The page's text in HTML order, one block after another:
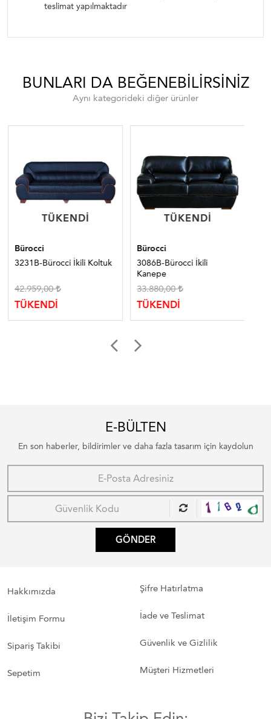
teslimat yapılmaktadır
BUNLARI DA BEĞENEBILIRSINIZ
Aynı kategorideki diğer ürünler
TÜKENDI
TÜKENDI
Bürocci
3231B-Bürocci İkili Koltuk
42.959,00
TÜKENDİ
TÜKENDI
TÜKENDI
Bürocci
3086B-Bürocci İkili
Kanepe
33.880,00
TÜKENDİ
E-BÜLTEN
En son haberler, bildirimler ve daha fazla tasarım için kaydolun
GÖNDER
Hakkımızda
İletişim Formu
Sipariş Takibi
Sepetim
Şifre Hatırlatma
İade ve Teslimat
Güvenlik ve Gizlilik
Müşteri Hizmetleri